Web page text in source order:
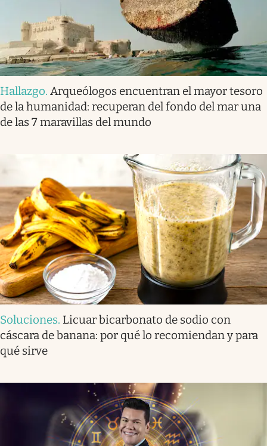
Hallazgo. Arqueólogos encuentran el mayor tesoro
de la humanidad: recuperan del fondo del mar una
de las 7 maravillas del mundo
Soluciones. Licuar bicarbonato de sodio con
cáscara de banana: por qué lo recomiendan y para
qué sirve